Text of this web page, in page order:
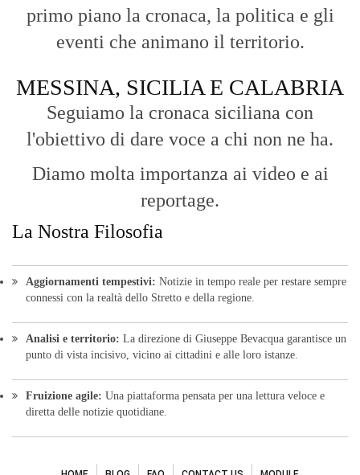
primo piano la cronaca, la politica e gli
eventi che animano il territorio.
MESSINA, SICILIA E CALABRIA
Seguiamo la cronaca siciliana con
l'obiettivo di dare voce a chi non ne ha.
Diamo molta importanza ai video e ai
reportage.
La Nostra Filosofia
Aggiornamenti tempestivi: Notizie in tempo reale per restare sempre
connessi con la realtà dello Stretto e della regione.
Analisi e territorio: La direzione di Giuseppe Bevacqua garantisce un
punto di vista incisivo, vicino ai cittadini e alle loro istanze.
Fruizione agile: Una piattaforma pensata per una lettura veloce e
diretta delle notizie quotidiane.